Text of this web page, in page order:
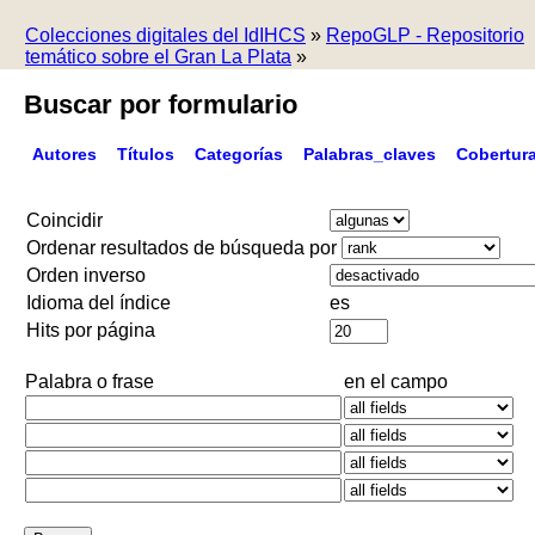
Colecciones digitales del IdIHCS » RepoGLP - Repositorio
temático sobre el Gran La Plata »
Buscar por formulario
Autores Títulos Categorías Palabras_claves
Coincidir
Ordenar resultados de búsqueda por
Orden inverso
Idioma del índice
es
Hits por página
Palabra o frase en el campo